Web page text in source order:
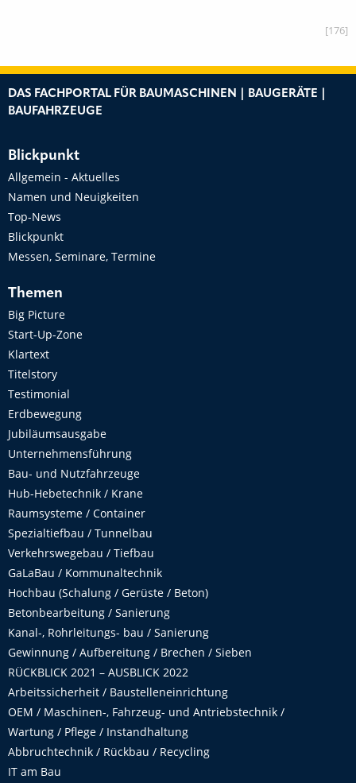
[176]
DAS FACHPORTAL FÜR BAUMASCHINEN | BAUGERÄTE |
BAUFAHRZEUGE
Blickpunkt
Allgemein - Aktuelles
Namen und Neuigkeiten
Top-News
Blickpunkt
Messen, Seminare, Termine
Themen
Big Picture
Start-Up-Zone
Klartext
Titelstory
Testimonial
Erdbewegung
Jubiläumsausgabe
Unternehmensführung
Bau- und Nutzfahrzeuge
Hub-Hebetechnik / Krane
Raumsysteme / Container
Spezialtiefbau / Tunnelbau
Verkehrswegebau / Tiefbau
GaLaBau / Kommunaltechnik
Hochbau (Schalung / Gerüste / Beton)
Betonbearbeitung / Sanierung
Kanal-, Rohrleitungs- bau / Sanierung
Gewinnung / Aufbereitung / Brechen / Sieben
RÜCKBLICK 2021 – AUSBLICK 2022
Arbeitssicherheit / Baustelleneinrichtung
OEM / Maschinen-, Fahrzeug- und Antriebstechnik /
Wartung / Pflege / Instandhaltung
Abbruchtechnik / Rückbau / Recycling
IT am Bau